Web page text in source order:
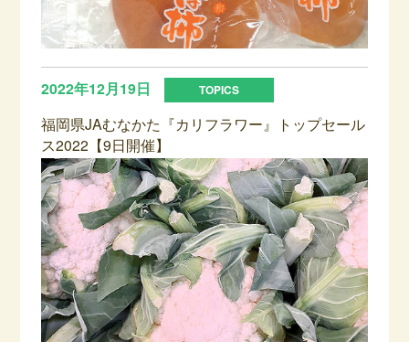
2022年12月19日
福岡県JAむなかた『カリフラワー』トップセール
ス2022【9日開催】